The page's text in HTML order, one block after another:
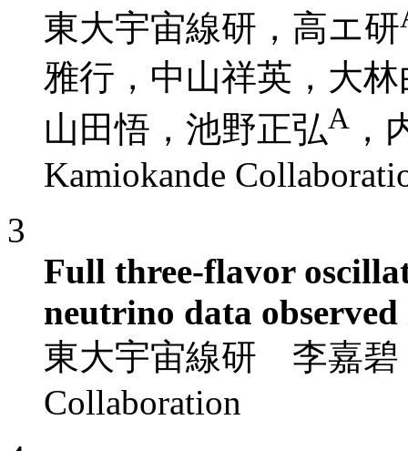
東大宇宙線研，高エ研
雅行，中山祥英，大
山田悟，池野正弘A ，
Kamiokande
3
Full three-flavor
neutrino data
東大宇宙線研 李嘉碧
Collaboration